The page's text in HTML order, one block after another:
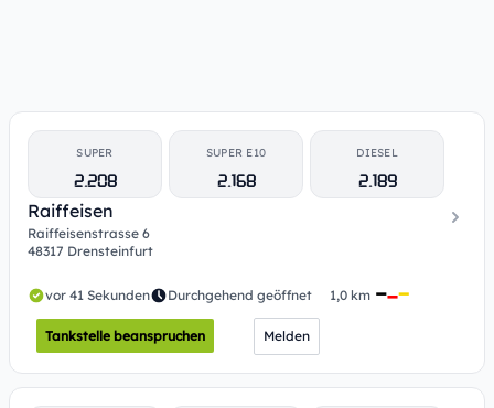
SUPER
2.208
SUPER E10
2.168
DIESEL
2.189
Raiffeisen
Raiffeisenstrasse 6
48317 Drensteinfurt
vor 41 Sekunden Durchgehend geöffnet 1,0 km
Tankstelle beanspruchen Melden